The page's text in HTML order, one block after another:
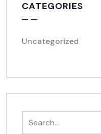
CATEGORIES
Uncategorized